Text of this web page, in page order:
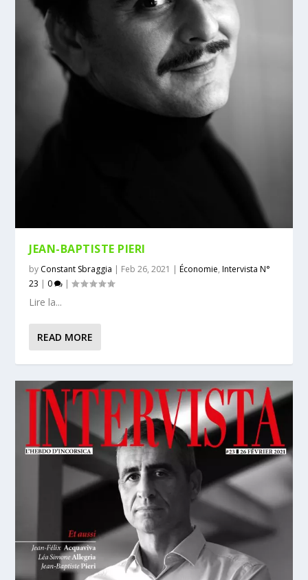
JEAN-BAPTISTE PIERI
by Constant Sbraggia | Feb 26, 2021 |Économie,Intervista N°
23 | 0 |
Lire la...
READ MORE